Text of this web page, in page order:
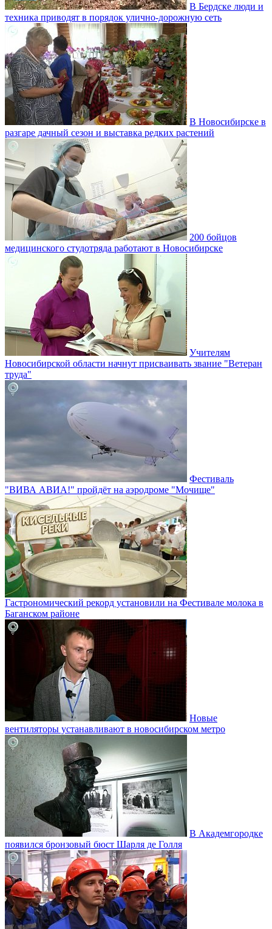
В Бердске люди и
техника приводят в порядок улично‑дорожную сеть
В Новосибирске в
разгаре дачный сезон и выставка редких растений
200 бойцов
медицинского студотряда работают в Новосибирске
Учителям
Новосибирской области начнут присваивать звание "Ветеран
труда"
Фестиваль
"ВИВА АВИА!" пройдёт на аэродроме "Мочище"
Гастрономический рекорд установили на Фестивале молока в
Баганском районе
Новые
вентиляторы устанавливают в новосибирском метро
В Академгородке
появился бронзовый бюст Шарля де Голля